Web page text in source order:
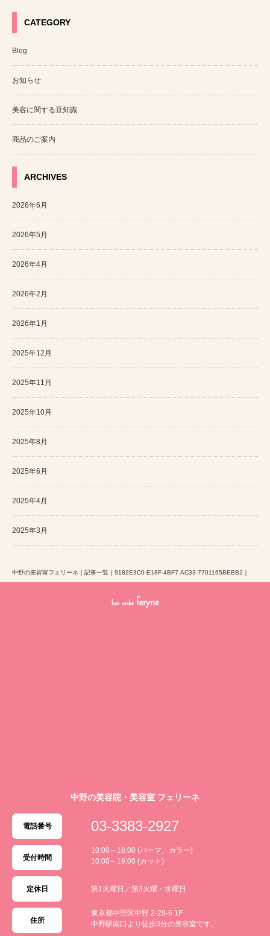
CATEGORY
Blog
お知らせ
美容に関する豆知識
商品のご案内
ARCHIVES
2026年6月
2026年5月
2026年4月
2026年2月
2026年1月
2025年12月
2025年11月
2025年10月
2025年8月
2025年6月
2025年4月
2025年3月
中野の美容室フェリーネ ｜ 記事一覧 ｜ 9182E3C0-E18F-4BF7-AC33-7701165BEBB2 ｜
中野の美容院・美容室 フェリーネ
電話番号 03-3383-2927
受付時間
10:00～18:00 (パーマ、カラー)
10:00～19:00 (カット)
定休日 第1火曜日／第3火曜・水曜日
住所
東京都中野区中野 2-28-6 1F
中野駅南口より徒歩3分の美容室です。